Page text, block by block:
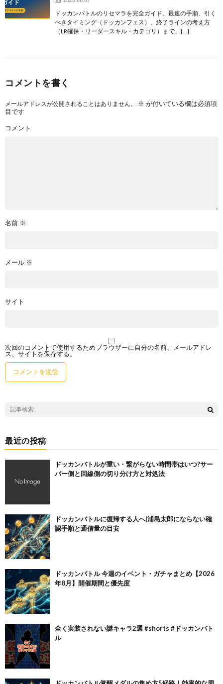
ドッカンバトルのリセマラを完全ガイド。最速の手順、引く
べきタイミング（ドッカンフェス）、終了ラインの考え方
（LR確保・リーダースキル・カテゴリ）まで、[…]
コメントを書く
メールアドレスが公開されることはありません。 ※ が付いている欄は必須項
目です
コメント
名前 ※
メール ※
サイト
次回のコメントで使用するためブラウザーに自分の名前、メールアドレ
ス、サイトを保存する。
最近の投稿
ドッカンバトルが重い・繋がらない時間帯はいつ?サー
バー側と回線側の切り分け方と対処法
ドッカンバトルに復帰する人へ|浦島太郎にならない確
認手順と通信量の目安
ドッカンバトル 今週のイベント・ガチャまとめ【2026
年8月】開催期間と優先度
全く実装されない謎キャラ2選 #shorts #ドッカンバト
ル